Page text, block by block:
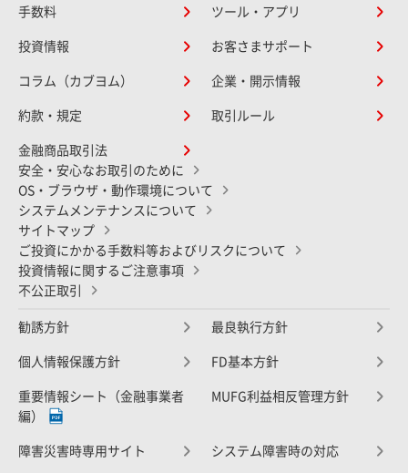
手数料 ツール・アプリ
投資情報 お客さまサポート
コラム（カブヨム） 企業・開示情報
約款・規定 取引ルール
金融商品取引法
安全・安心なお取引のために
OS・ブラウザ・動作環境について
システムメンテナンスについて
サイトマップ
ご投資にかかる手数料等およびリスクについて
投資情報に関するご注意事項
不公正取引
勧誘方針 最良執行方針
個人情報保護方針 FD基本方針
重要情報シート（金融事業者
編）
MUFG利益相反管理方針
障害災害時専用サイト システム障害時の対応